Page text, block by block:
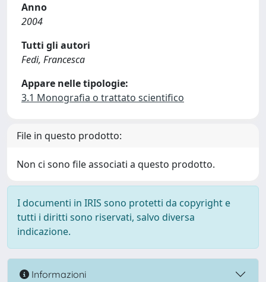
Anno
2004
Tutti gli autori
Fedi, Francesca
Appare nelle tipologie:
3.1 Monografia o trattato scientifico
File in questo prodotto:
Non ci sono file associati a questo prodotto.
I documenti in IRIS sono protetti da copyright e
tutti i diritti sono riservati, salvo diversa
indicazione.
Informazioni